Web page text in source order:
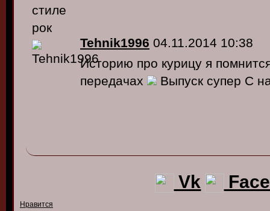
Tehnik1996 04.11.2014 10:38
Историю про курицу я
передачах
Выпуск супер С
Vk
Нравится